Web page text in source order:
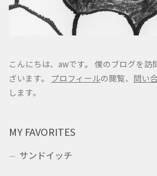
こんにちは、awです。 僕のブログを訪
ざいます。 プロフィールの閲覧、 問い
します。
MY FAVORITES
サンドイッチ